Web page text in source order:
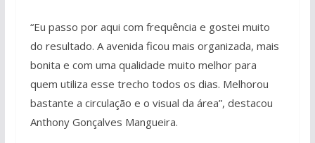
“Eu passo por aqui com frequência e gostei muito
do resultado. A avenida ficou mais organizada, mais
bonita e com uma qualidade muito melhor para
quem utiliza esse trecho todos os dias. Melhorou
bastante a circulação e o visual da área”, destacou
Anthony Gonçalves Mangueira.